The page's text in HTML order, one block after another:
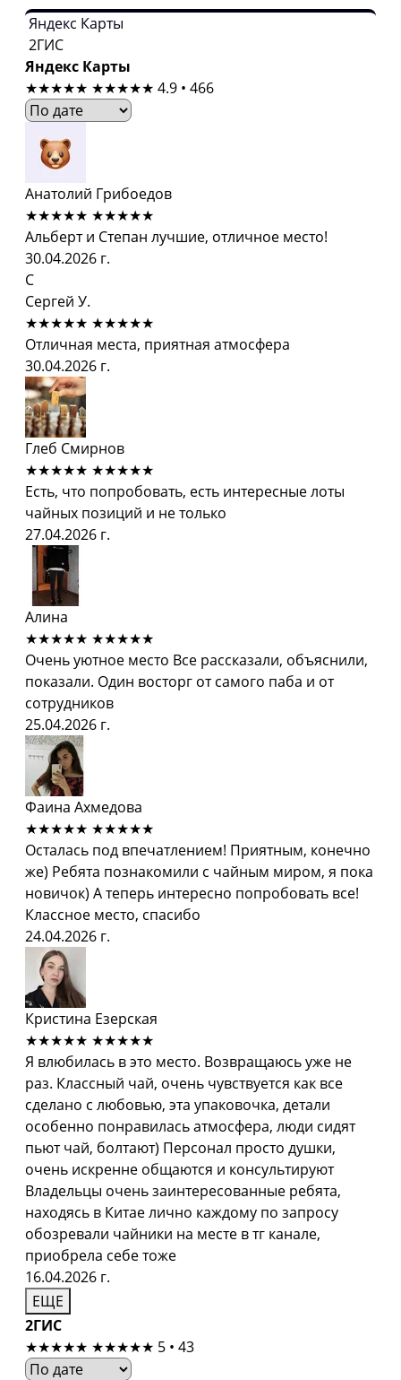
Яндекс Карты
2ГИС
Яндекс Карты
★★★★★ ★★★★★ 4.9 • 466
Анатолий Грибоедов
★★★★★ ★★★★★
Альберт и Степан лучшие, отличное место!
30.04.2026 г.
С
Сергей У.
★★★★★ ★★★★★
Отличная места, приятная атмосфера
30.04.2026 г.
Глеб Смирнов
★★★★★ ★★★★★
Есть, что попробовать, есть интересные лоты
чайных позиций и не только
27.04.2026 г.
Алина
★★★★★ ★★★★★
Очень уютное место Все рассказали, объяснили,
показали. Один восторг от самого паба и от
сотрудников
25.04.2026 г.
Фаина Ахмедова
★★★★★ ★★★★★
Осталась под впечатлением! Приятным, конечно
же) Ребята познакомили с чайным миром, я пока
новичок) А теперь интересно попробовать все!
Классное место, спасибо
24.04.2026 г.
Кристина Езерская
★★★★★ ★★★★★
Я влюбилась в это место. Возвращаюсь уже не
раз. Классный чай, очень чувствуется как все
сделано с любовью, эта упаковочка, детали
особенно понравилась атмосфера, люди сидят
пьют чай, болтают) Персонал просто душки,
очень искренне общаются и консультируют
Владельцы очень заинтересованные ребята,
находясь в Китае лично каждому по запросу
обозревали чайники на месте в тг канале,
приобрела себе тоже
16.04.2026 г.
ЕЩЕ
2ГИС
★★★★★ ★★★★★ 5 • 43